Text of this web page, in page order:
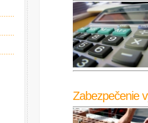
Zabezpečenie